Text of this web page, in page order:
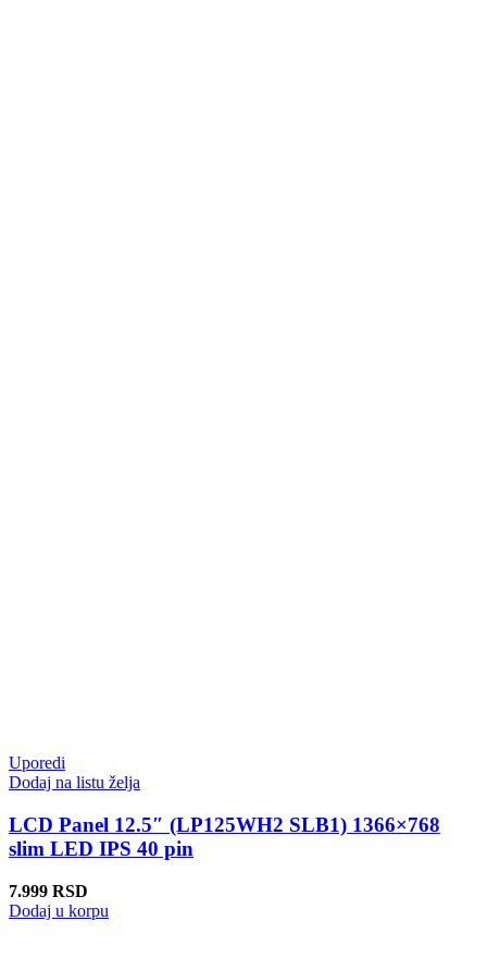
Uporedi
Dodaj na listu želja
LCD Panel 12.5″ (LP125WH2 SLB1) 1366×768
slim LED IPS 40 pin
7.999 RSD
Dodaj u korpu